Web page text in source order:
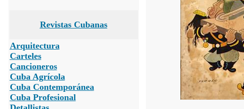
Revistas Cubanas
Arquitectura
Carteles
Cancioneros
Cuba Agrícola
Cuba Contemporánea
Cuba Profesional